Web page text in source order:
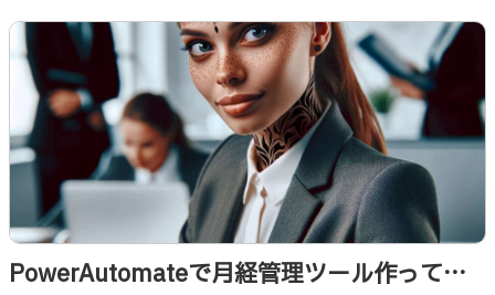
PowerAutomateで月経管理ツール作ってみ